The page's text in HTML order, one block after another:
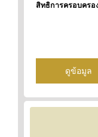
สิทธิการครอบครอ
ดูข้อมูล